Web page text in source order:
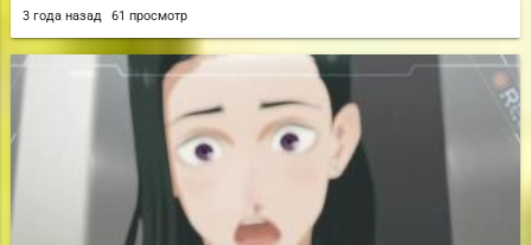
3 года назад 61 просмотр